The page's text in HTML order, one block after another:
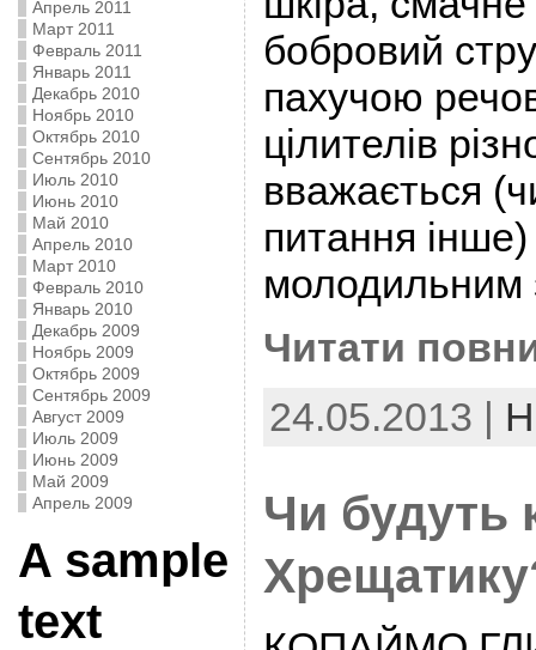
Апрель 2011
Март 2011
Февраль 2011
Январь 2011
Декабрь 2010
Ноябрь 2010
Октябрь 2010
Сентябрь 2010
Июль 2010
Июнь 2010
Май 2010
Апрель 2010
Март 2010
Февраль 2010
Январь 2010
Декабрь 2009
Ноябрь 2009
Октябрь 2009
Сентябрь 2009
Август 2009
Июль 2009
Июнь 2009
Май 2009
Апрель 2009
A sample
text
бобровий
пахучою
цілителів
вважається
питання інше)
Читати
24.05.2013 |
Чи будуть